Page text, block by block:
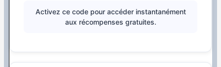
Activez ce code pour accéder instantanément
aux récompenses gratuites.